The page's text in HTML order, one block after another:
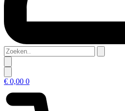
Zoeken..
€ 0,00 0